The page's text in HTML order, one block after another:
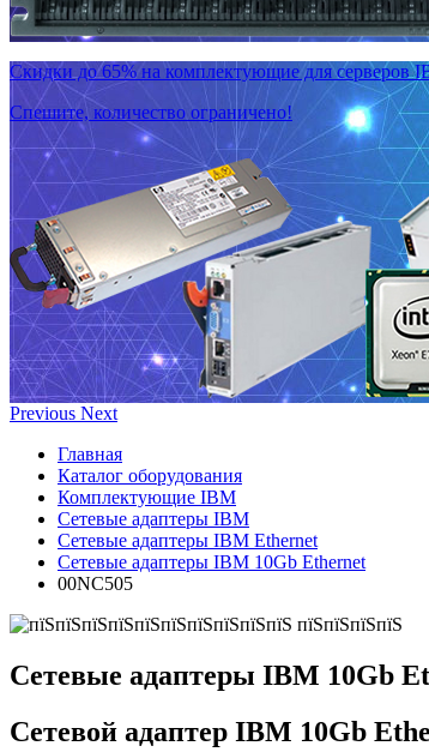
Скидки до 65% на комплектующие для серверов
Спешите, количество ограничено!
Previous Next
Главная
Каталог оборудования
Комплектующие IBM
Сетевые адаптеры IBM
Сетевые адаптеры IBM Ethernet
Сетевые адаптеры IBM 10Gb Ethernet
00NC505
Сетевые адаптеры IBM 10Gb
Сетевой адаптер IBM 10Gb